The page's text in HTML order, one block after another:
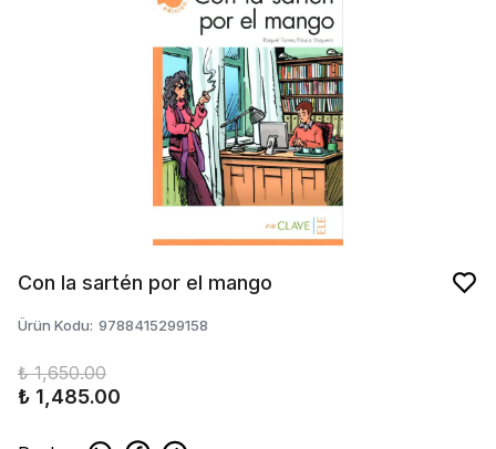
Con la sartén por el mango
Ürün Kodu: 9788415299158
₺ 1,650.00
₺ 1,485.00